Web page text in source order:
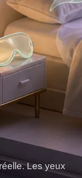
Les yeux